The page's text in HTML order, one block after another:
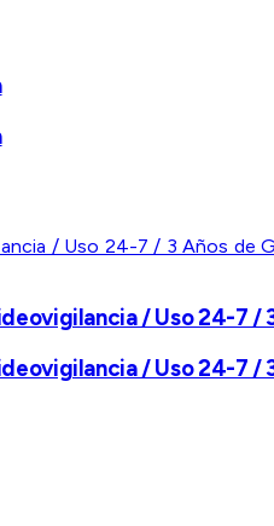
/ Uso 24-7 /
/ Uso 24-7 /